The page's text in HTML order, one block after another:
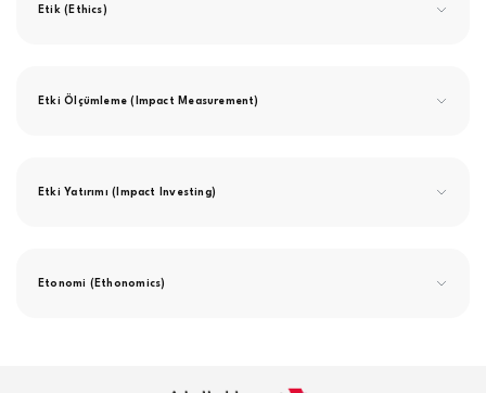
Etik (Ethics)
Etki Ölçümleme (Impact Measurement)
Etki Yatırımı (Impact Investing)
Etonomi (Ethonomics)